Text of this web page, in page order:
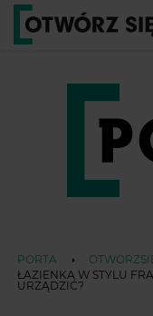
PORTA
ŁAZIENKA W STYLU
URZĄDZIĆ?